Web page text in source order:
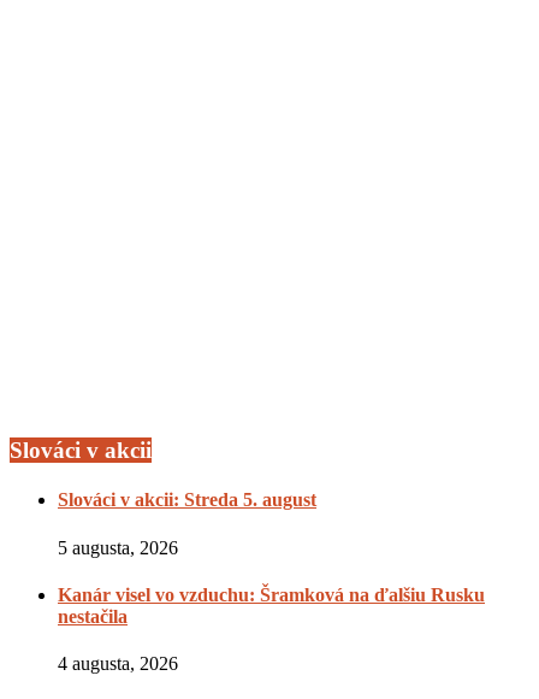
Slováci v akcii
Slováci v akcii: Streda 5. august
5 augusta, 2026
Kanár visel vo vzduchu: Šramková na ďalšiu Rusku
nestačila
4 augusta, 2026